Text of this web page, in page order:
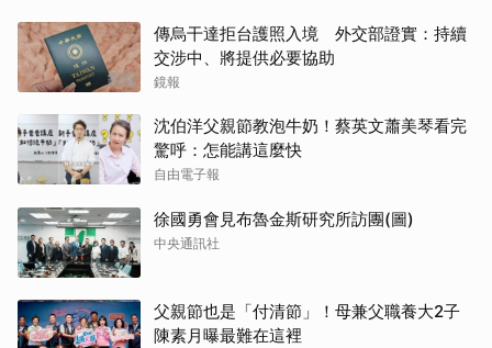
傳烏干達拒台護照入境 外交部證實：持續
交涉中、將提供必要協助
鏡報
沈伯洋父親節教泡牛奶！蔡英文蕭美琴看完
驚呼：怎能講這麼快
自由電子報
徐國勇會見布魯金斯研究所訪團(圖)
中央通訊社
父親節也是「付清節」！母兼父職養大2子
陳素月曝最難在這裡